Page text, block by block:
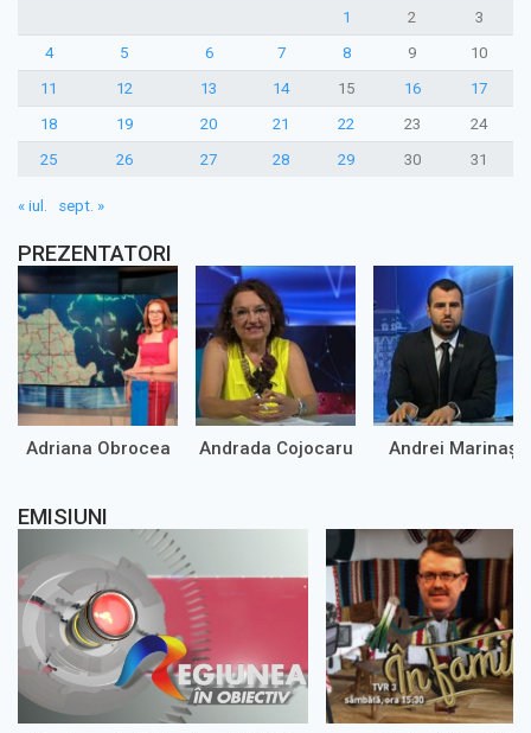
1 2
3
4
5 6 7 8 9
10
11
12 13 14 15 16
17
18
19 20 21 22 23
24
25
26 27 28 29 30 31
« iul. sept. »
PREZENTATORI
Adriana Obrocea Andrada Cojocaru Andrei Marinaș
EMISIUNI